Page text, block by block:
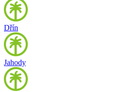
Dřín
Jahody